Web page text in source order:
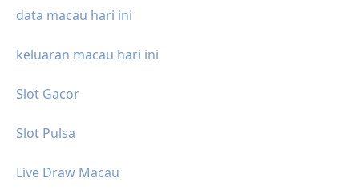
data macau hari ini
keluaran macau hari ini
Slot Gacor
Slot Pulsa
Live Draw Macau